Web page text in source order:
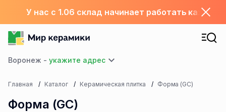
У нас с 1.06 склад начинает работать каждый
Воронеж -
Главная Каталог Керамическая плитка Форма (GC)
Форма (GC)